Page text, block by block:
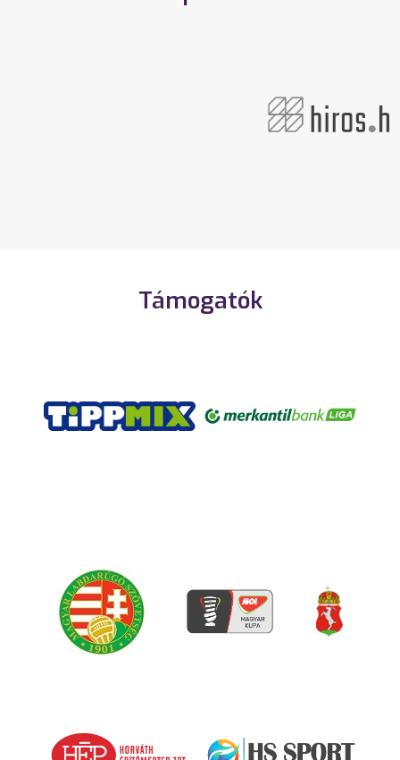
Támogatók